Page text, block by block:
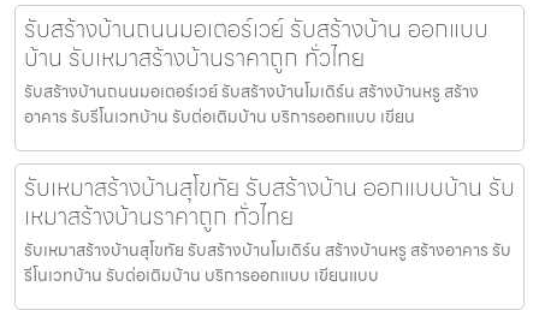
รับสร้างบ้านถนนมอเตอร์เวย์ รับสร้างบ้าน ออกแบบ
บ้าน รับเหมาสร้างบ้านราคาถูก ทั่วไทย
รับสร้างบ้านถนนมอเตอร์เวย์ รับสร้างบ้านโมเดิร์น สร้างบ้านหรู สร้าง
อาคาร รับรีโนเวทบ้าน รับต่อเติมบ้าน บริการออกแบบ เขียน
รับเหมาสร้างบ้านสุโขทัย รับสร้างบ้าน ออกแบบบ้าน รับ
เหมาสร้างบ้านราคาถูก ทั่วไทย
รับเหมาสร้างบ้านสุโขทัย รับสร้างบ้านโมเดิร์น สร้างบ้านหรู สร้างอาคาร รับ
รีโนเวทบ้าน รับต่อเติมบ้าน บริการออกแบบ เขียนแบบ